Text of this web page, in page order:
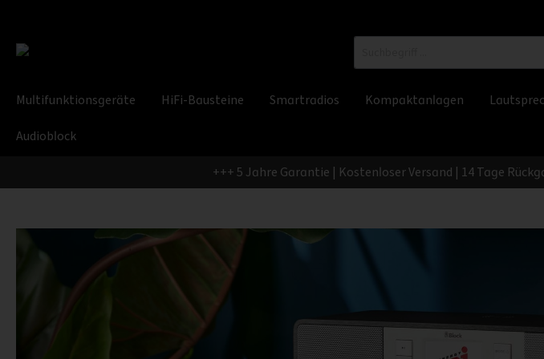
Multifunktionsgeräte HiFi-Bausteine Smartradios Kompaktanlagen
Audioblock
+++ 5 Jahre Garantie | Kostenloser Versand | 14 Tage